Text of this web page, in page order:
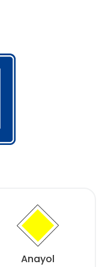
Anayol